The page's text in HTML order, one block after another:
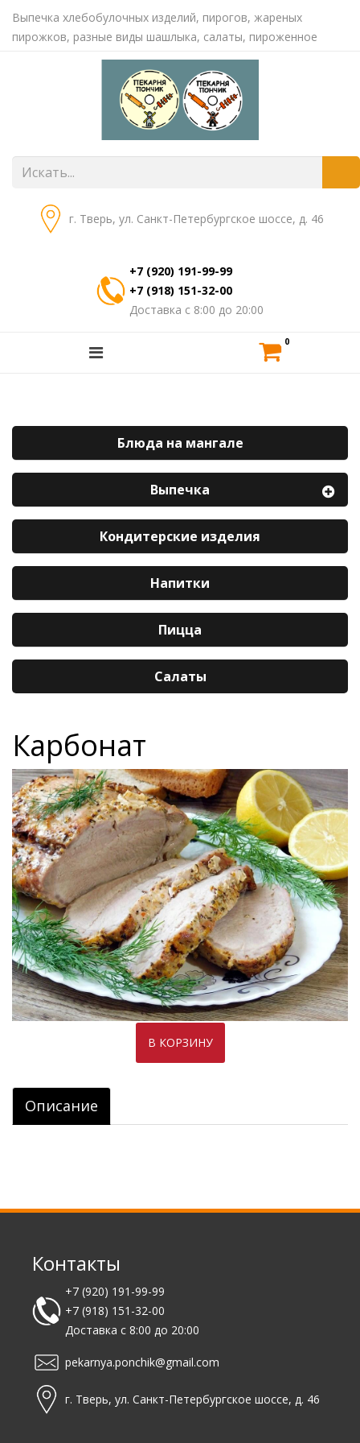
Выпечка хлебобулочных изделий, пирогов, жареных
пирожков, разные виды шашлыка, салаты, пироженное
г. Тверь, ул. Санкт-Петербургское шоссе, д. 46
+7 (920) 191-99-99
+7 (918) 151-32-00
Доставка с 8:00 до 20:00
0
Блюда на мангале
Выпечка
Кондитерские изделия
Напитки
Пицца
Салаты
Карбонат
Описание
Контакты
+7 (920) 191-99-99
+7 (918) 151-32-00
Доставка с 8:00 до 20:00
pekarnya.ponchik@gmail.com
г. Тверь, ул. Санкт-Петербургское шоссе, д. 46